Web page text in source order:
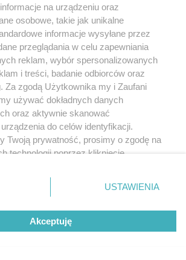
na urządzeniu oraz
osobowe, takie jak unikalne
informacje wysyłane przez
przeglądania w celu zapewniania
reklam, wybór spersonalizowanych
i treści, badanie odbiorców oraz
Za zgodą Użytkownika my i Zaufani
używać dokładnych danych
oraz aktywnie skanować
do celów identyfikacji.
Twoją prywatność, prosimy o zgodę na
technologii poprzez kliknięcie
klikając przycisk ustawień prywatności
lewym dolnym rogu strony
danych nie wymagają zgody
masz prawo sprzeciwić się takiemu
będą miały zastosowanie tylko
USTAWIENIA
Akceptuję